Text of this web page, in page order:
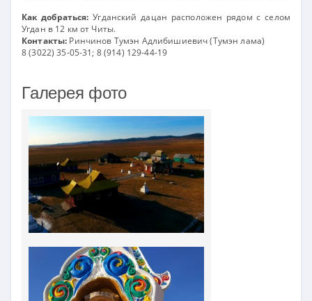
Как добраться: Угданский дацан расположен рядом с селом
Угдан в 12 км от Читы.
Контакты: Ринчинов Тумэн Адлибишиевич (Тумэн лама)
8 (3022) 35-05-31; 8 (914) 129-44-19
Галерея фото